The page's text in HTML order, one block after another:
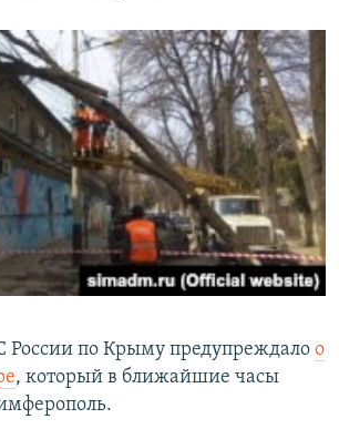
по Крыму предупреждало о
, который в ближайшие часы